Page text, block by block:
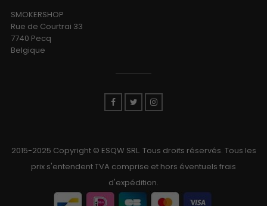
SMOKERSHOP
Rue de Courtrai 33
7740 Pecq
Belgique
Facebook
Twitter
2015-2025 Copyright © ESQW SRL. Tous droits réservés. Tous les
prix s'entendent TVA comprise et hors éventuels frais
d'expédition.